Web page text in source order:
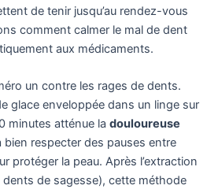
de tenir jusqu’au rendez-vous
comment calmer le mal de dent
aux médicaments.
un contre les rages de dents.
glace enveloppée dans un linge sur
minutes atténue la douloureuse
bien respecter des pauses entre
protéger la peau. Après l’extraction
dents de sagesse), cette méthode